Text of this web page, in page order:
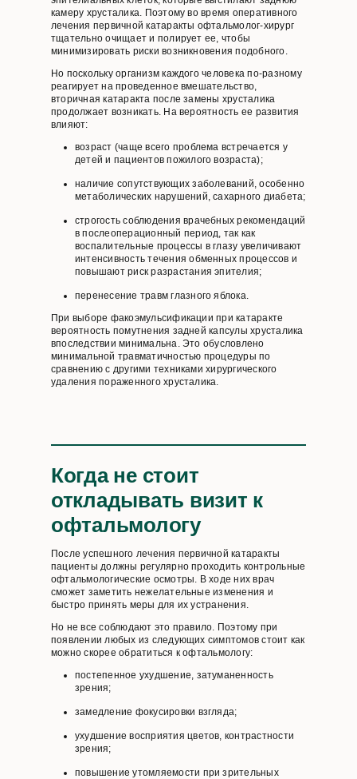
камеру хрусталика. Поэтому во время оперативного
лечения первичной катаракты офтальмолог-хирург
тщательно очищает и полирует ее, чтобы
минимизировать риски возникновения подобного.
Но поскольку организм каждого человека по-разному
реагирует на проведенное вмешательство,
вторичная катаракта после замены хрусталика
продолжает возникать. На вероятность ее развития
влияют:
возраст (чаще всего проблема встречается у
детей и пациентов пожилого возраста);
наличие сопутствующих заболеваний, особенно
метаболических нарушений, сахарного диабета;
строгость соблюдения врачебных рекомендаций
в послеоперационный период, так как
воспалительные процессы в глазу увеличивают
интенсивность течения обменных процессов и
повышают риск разрастания эпителия;
перенесение травм глазного яблока.
При выборе факоэмульсификации при катаракте
вероятность помутнения задней капсулы хрусталика
впоследствии минимальна. Это обусловлено
минимальной травматичностью процедуры по
сравнению с другими техниками хирургического
удаления пораженного хрусталика.
Когда не стоит
откладывать визит к
офтальмологу
После успешного лечения первичной катаракты
пациенты должны регулярно проходить контрольные
офтальмологические осмотры. В ходе них врач
сможет заметить нежелательные изменения и
быстро принять меры для их устранения.
Но не все соблюдают это правило. Поэтому при
появлении любых из следующих симптомов стоит как
можно скорее обратиться к офтальмологу:
постепенное ухудшение, затуманенность
зрения;
замедление фокусировки взгляда;
ухудшение восприятия цветов, контрастности
зрения;
повышение утомляемости при зрительных